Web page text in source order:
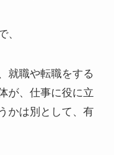
、
就職や転職をする
が、仕事に役に立
かは別として、有